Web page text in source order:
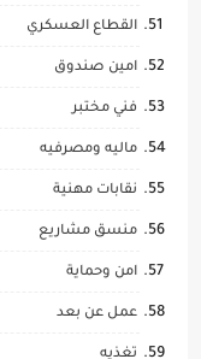
القطاع العسكري
امين صندوق
فني مختبر
ماليه ومصرفيه
نقابات مهنية
منسق مشاريع
امن وحماية
عمل عن بعد
تغذيه